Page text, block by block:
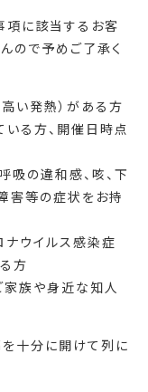
項に該当するお客
ので予めご了承く
い発熱）がある方
る方、開催日時点
吸の違和感、咳、下
害等の症状をお持
ウイルス感染症
方
族や身近な知人
十分に開けて列に